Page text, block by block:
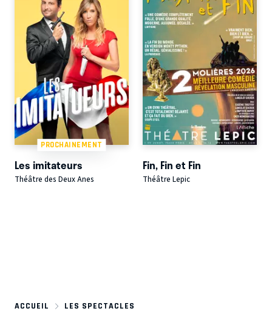
PROCHAINEMENT
Les imitateurs
Théâtre des Deux Anes
Fin, Fin et Fin
Théâtre Lepic
ACCUEIL
LES SPECTACLES